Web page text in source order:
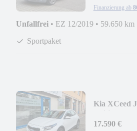
Finanzierung ab
Unfallfrei • EZ 12/2019 • 59.650 km
Sportpaket
Kia XCeed
17.590 €